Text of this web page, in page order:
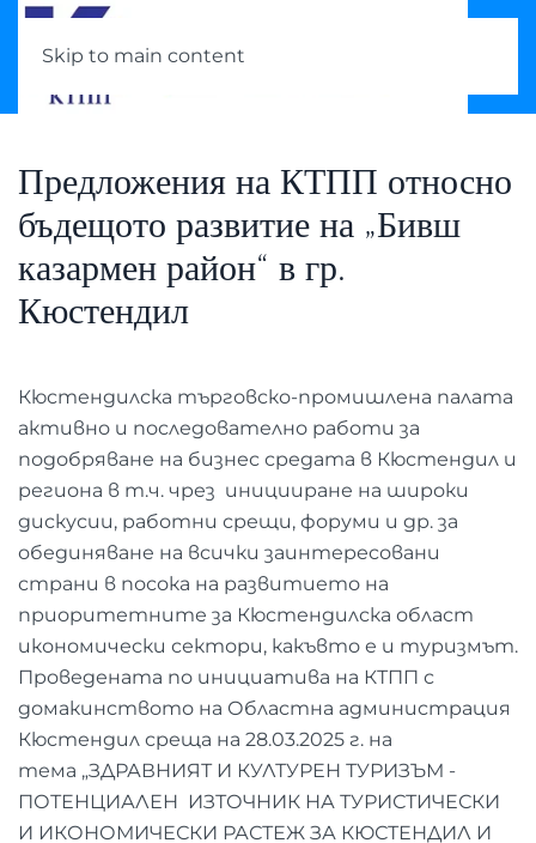
Skip to main content
Предложения на КТПП относно
бъдещото развитие на „Бивш
казармен район“ в гр.
Кюстендил
Кюстендилска търговско-промишлена палата
активно и последователно работи за
подобряване на бизнес средата в Кюстендил и
региона в т.ч. чрез иницииране на широки
дискусии, работни срещи, форуми и др. за
обединяване на всички заинтересовани
страни в посока на развитието на
приоритетните за Кюстендилска област
икономически сектори, какъвто е и туризмът.
Проведената по инициатива на КТПП с
домакинството на Областна администрация
Кюстендил среща на 28.03.2025 г. на
тема „ЗДРАВНИЯТ И КУЛТУРЕН ТУРИЗЪМ -
ПОТЕНЦИАЛЕН ИЗТОЧНИК НА ТУРИСТИЧЕСКИ
И ИКОНОМИЧЕСКИ РАСТЕЖ ЗА КЮСТЕНДИЛ И